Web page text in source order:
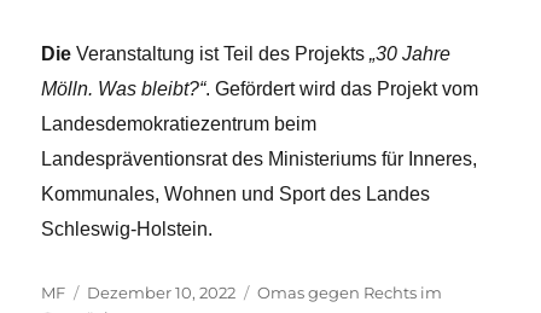
Die Veranstaltung ist Teil des Projekts „30 Jahre
Mölln. Was bleibt?“. Gefördert wird das Projekt vom
Landesdemokratiezentrum beim
Landespräventionsrat des Ministeriums für Inneres,
Kommunales, Wohnen und Sport des Landes
Schleswig-Holstein.
Autor
MF
Veröffentlicht
Dezember 10, 2022 Kategorien
Omas gegen Rechts im